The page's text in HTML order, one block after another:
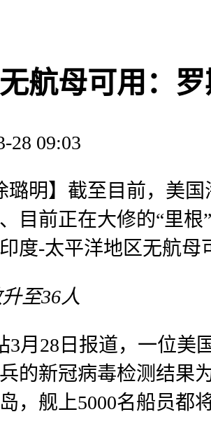
航母可用：
28 09:03
璐明】截至目前，美
目前正在大修的“里
度-太平洋地区无航母
至36人
3月28日报道，一位美
的新冠病毒检测结果
，舰上5000名船员都